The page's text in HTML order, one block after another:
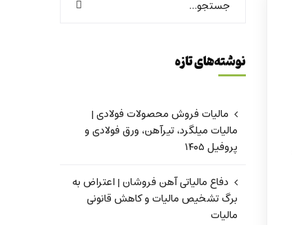
نوشته‌های تازه
مالیات فروش محصولات فولادی |
مالیات میلگرد، تیرآهن، ورق فولادی و
پروفیل ۱۴۰۵
دفاع مالیاتی آهن فروشان | اعتراض به
برگ تشخیص مالیات و کاهش قانونی
مالیات